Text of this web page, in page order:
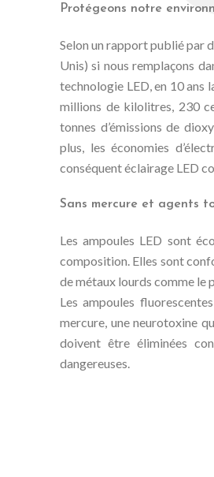
Protégeons notre
Selon un rapport publié par
Unis) si nous remplaçons
technologie LED, en 10 ans
millions de kilolitres, 230
tonnes d’émissions de
plus, les économies
conséquent éclairage LED
Sans mercure et agents
Les ampoules LED sont
composition. Elles sont
de métaux lourds comme le
Les ampoules
mercure, une neurotoxine
doivent être éliminées
dangereuses.